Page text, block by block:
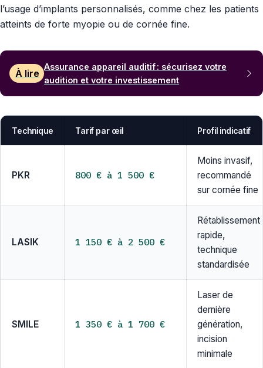
l’usage d’implants personnalisés, comme chez les patients
atteints de forte myopie ou de cornée fine.
À lire
Assurance appareil auditif : sécurisez votre
audition et votre investissement
Technique Tarif par œil Profil indicatif
PKR 800 € à 1 500 €
Moins invasif,
recommandé
sur cornée fine
LASIK 1 150 € à 2 500 €
Rétablissement
rapide,
technique
standardisée
SMILE 1 350 € à 1 700 €
Laser de
dernière
génération,
incision
minimale